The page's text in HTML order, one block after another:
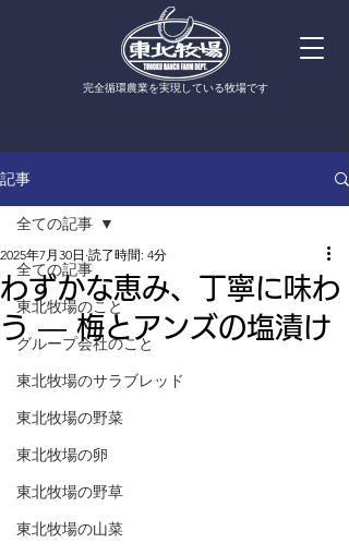
​完全循環農業を実現している牧場です
記事
全ての記事
東北牧場のこと
グループ会社のこと
東北牧場のサラブレッド
東北牧場の野菜
東北牧場の卵
東北牧場の野草
東北牧場の山菜
全ての記事
わずかな恵み、丁寧に味わ
う — 梅とアンズの塩漬け
2025年7月30日 読了時間: 4分